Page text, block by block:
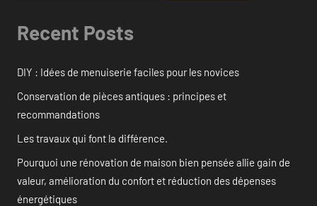
Recent Posts
DIY : Idées de menuiserie faciles pour les novices
Conservation de pièces antiques : principes et
recommandations
Les travaux qui font la différence.
Pourquoi une rénovation de maison bien pensée allie gain de
valeur, amélioration du confort et réduction des dépenses
énergétiques